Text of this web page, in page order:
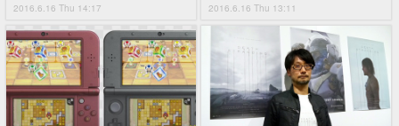
2016.6.16 Thu 14:17 2016.6.16 Thu 13:11